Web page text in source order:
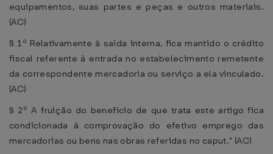
equipamentos, suas partes e peças e outros materiais.
(AC)
§ 1º Relativamente à saída interna, fica mantido o crédito
fiscal referente à entrada no estabelecimento remetente
da correspondente mercadoria ou serviço a ela vinculado.
(AC)
§ 2º A fruição do benefício de que trata este artigo fica
condicionada à comprovação do efetivo emprego das
mercadorias ou bens nas obras referidas no caput." (AC)